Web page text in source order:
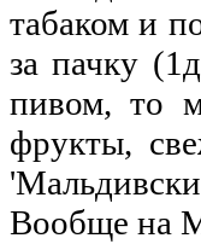
табаком и
за пачку
пивом, то
фрукты,
Вообще на